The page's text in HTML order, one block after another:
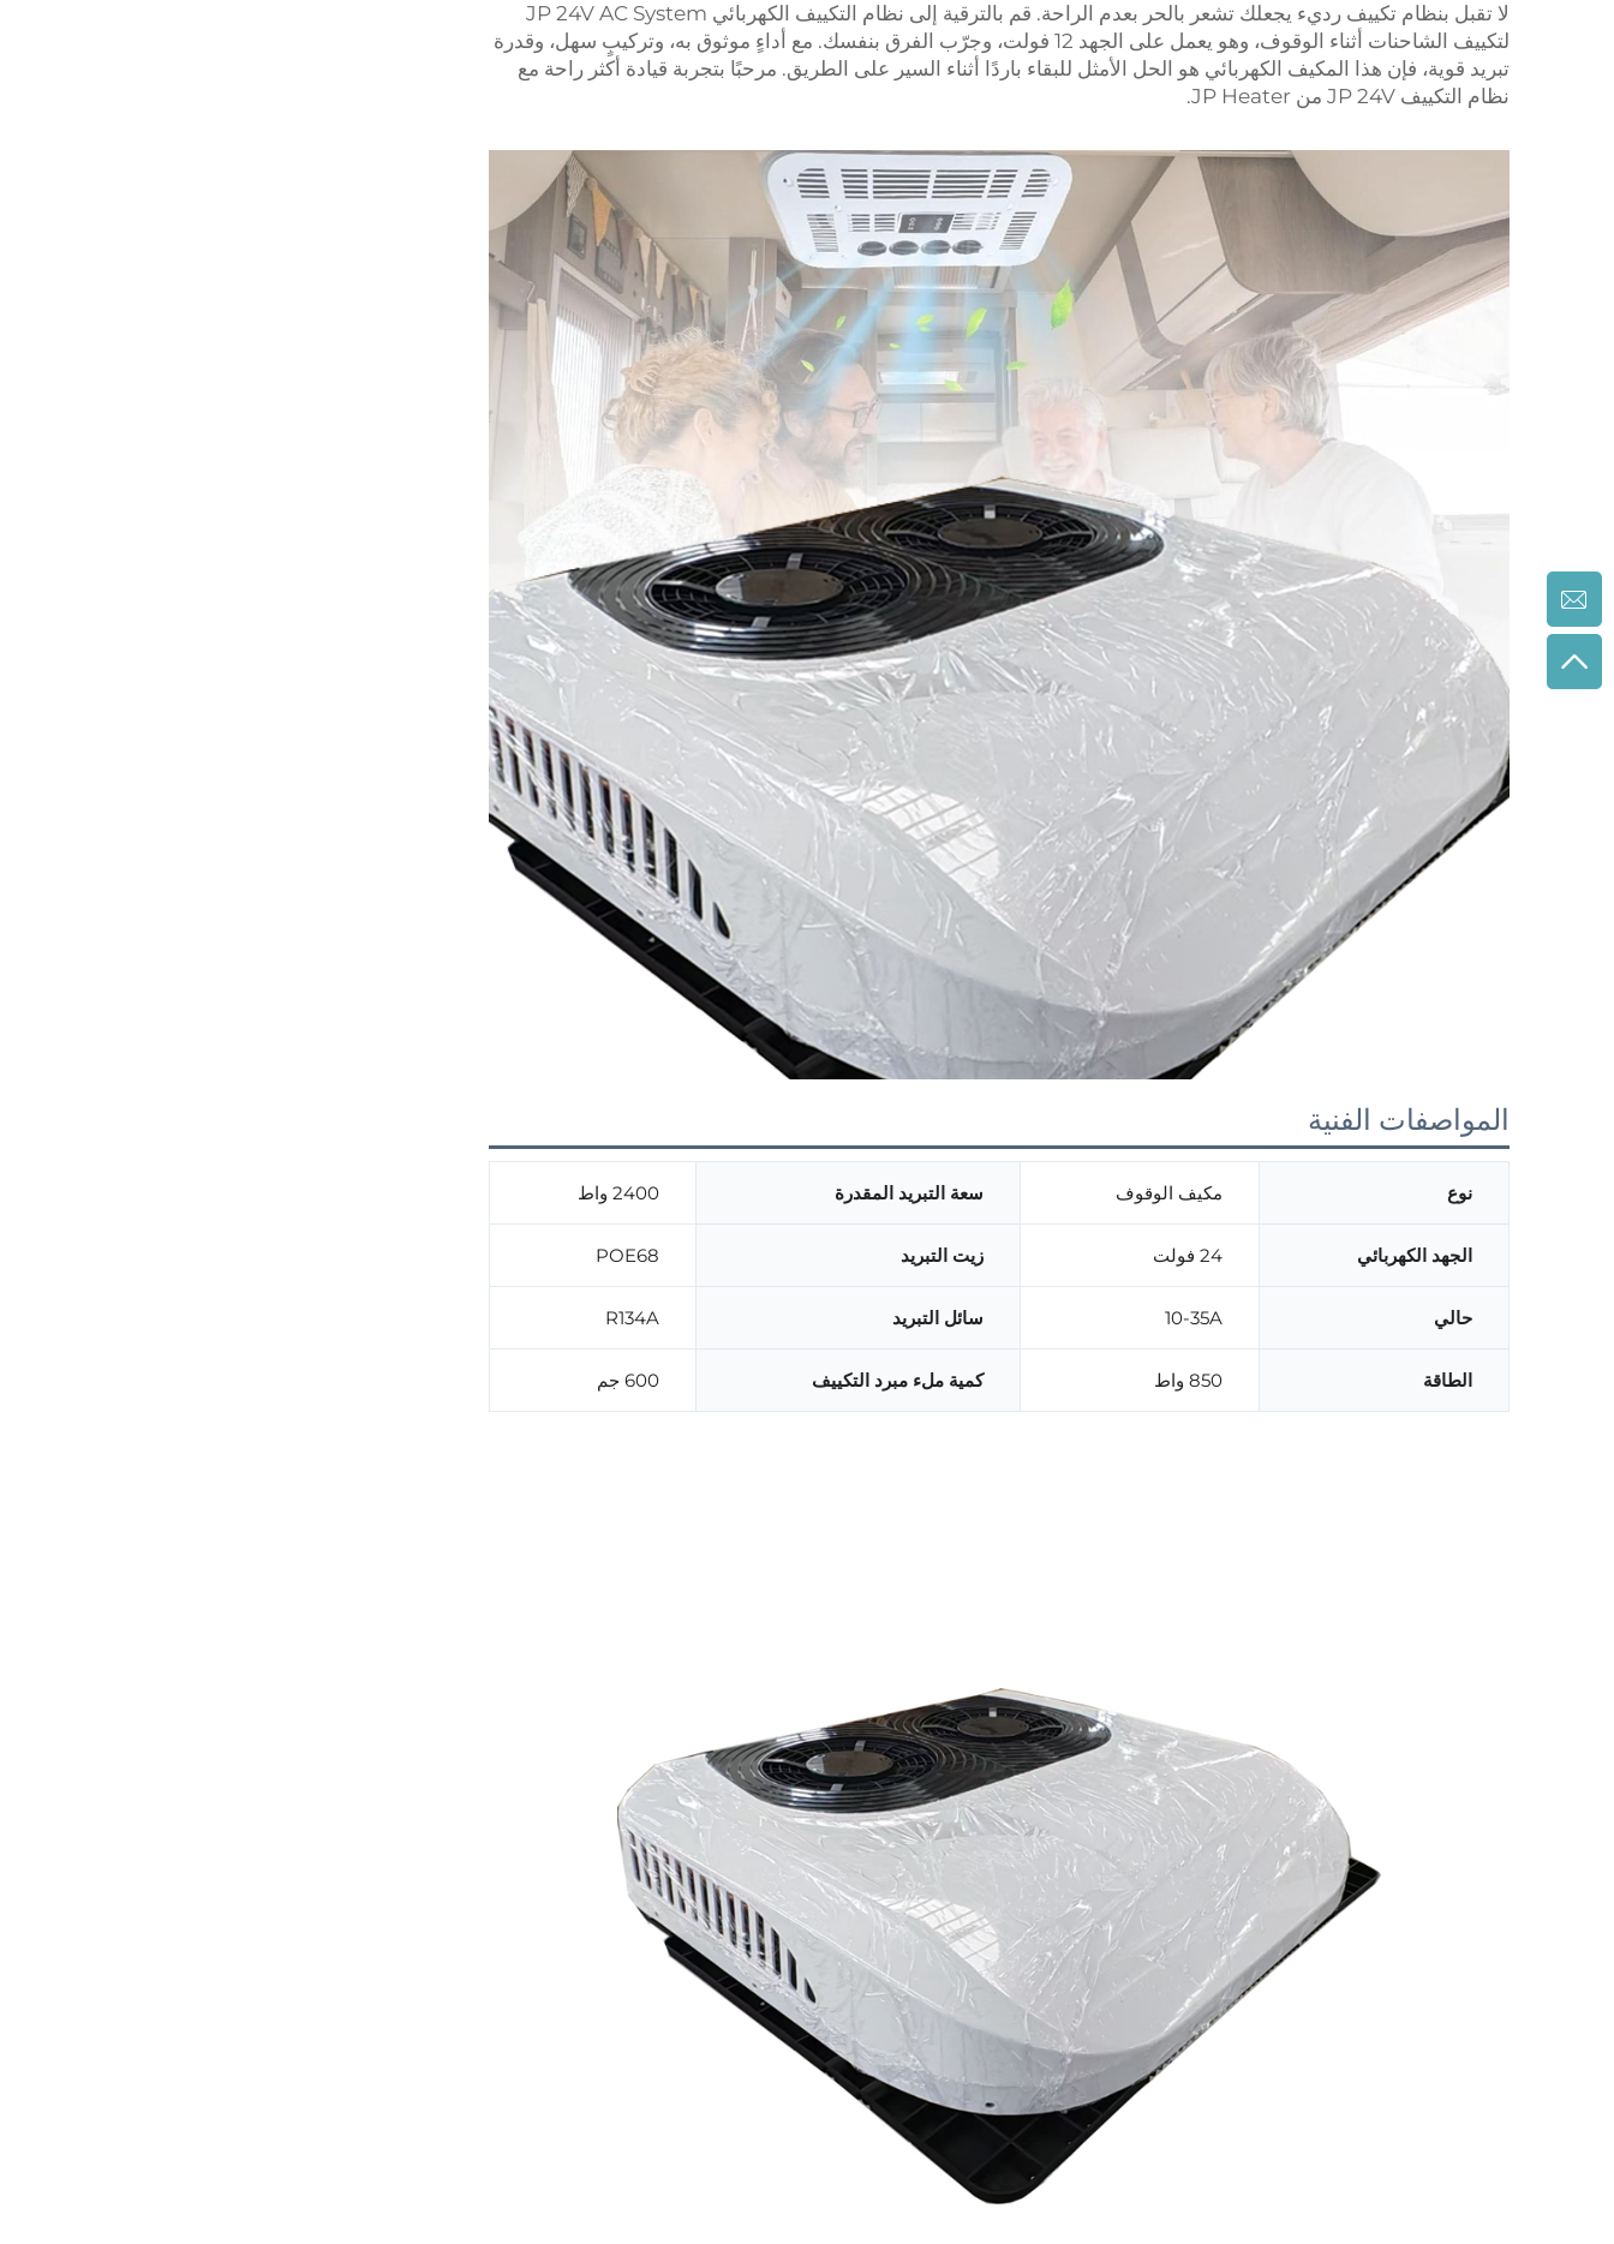
لا تقبل بنظام تكييف رديء يجعلك تشعر بالحر بعدم الراحة. قم بالترقية إلى نظام التكييف الكهربائي JP 24V AC System
لتكييف الشاحنات أثناء الوقوف، وهو يعمل على الجهد 12 فولت، وجرّب الفرق بنفسك. مع أداءٍ موثوق به، وتركيبٍ سهل، وقدرة
تبريد قوية، فإن هذا المكيف الكهربائي هو الحل الأمثل للبقاء باردًا أثناء السير على الطريق. مرحبًا بتجربة قيادة أكثر راحة مع
نظام التكييف JP 24V من JP Heater.
المواصفات الفنية
نوع مكيف الوقوف سعة التبريد المقدرة 2400 واط
الجهد الكهربائي 24 فولت زيت التبريد POE68
حالي 10-35A سائل التبريد R134A
الطاقة 850 واط كمية ملء مبرد التكييف 600 جم